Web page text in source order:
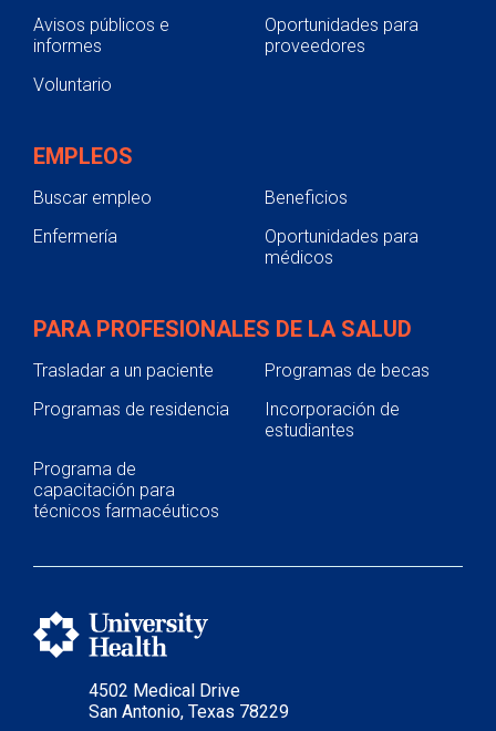
4502 Medical Drive
San Antonio, Texas 78229
Avisos públicos e
informes
Oportunidades para
proveedores
Voluntario
EMPLEOS
Buscar empleo
Beneficios
Enfermería
Oportunidades para
médicos
PARA PROFESIONALES DE LA SALUD
Trasladar a un paciente
Programas de becas
Programas de residencia
Incorporación de
estudiantes
Programa de
capacitación para
técnicos farmacéuticos